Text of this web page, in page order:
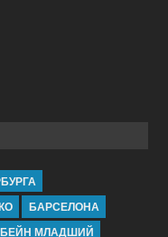
БАРСЕЛОНА
МЛАДШИЙ